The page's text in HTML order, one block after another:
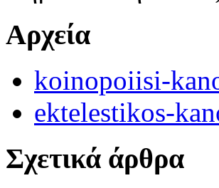
Αρχεία
koinopoiisi-
ektelestikos-
Σχετικά άρθρα